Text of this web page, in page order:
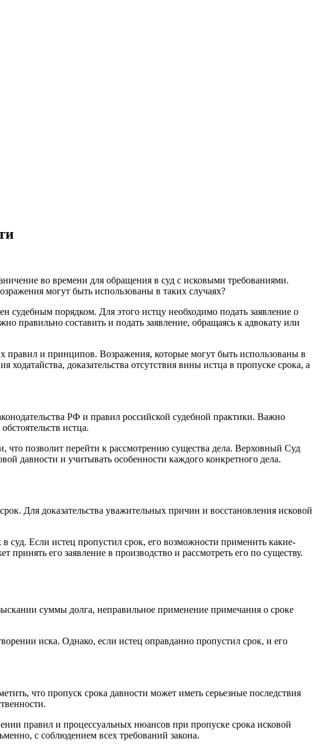
во времени для обращения в суд с исковыми требованиями.
могут быть использованы в таких случаях?
судебным порядком. Для этого истцу необходимо подать заявление о
правильно составить и подать заявление, обращаясь к адвокату или
правил и принципов. Возражения, которые могут быть использованы в
доказательства отсутствия вины истца в пропуске срока, а
РФ и правил российской судебной практики. Важно
истца.
позволит перейти к рассмотрению существа дела. Верховный Суд
давности и учитывать особенности каждого конкретного дела.
Для доказательства уважительных причин и восстановления исковой
суд. Если истец пропустил срок, его возможности применить какие-
его заявление в производство и рассмотреть его по существу.
суммы долга, неправильное применение примечания о сроке
иска. Однако, если истец оправданно пропустил срок, и его
что пропуск срока давности может иметь серьезные последствия
правил и процессуальных нюансов при пропуске срока исковой
с соблюдением всех требований закона.